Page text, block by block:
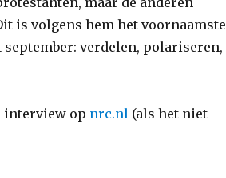
is volgens hem het voornaamste
september: verdelen, polariseren,
interview op nrc.nl (als het niet